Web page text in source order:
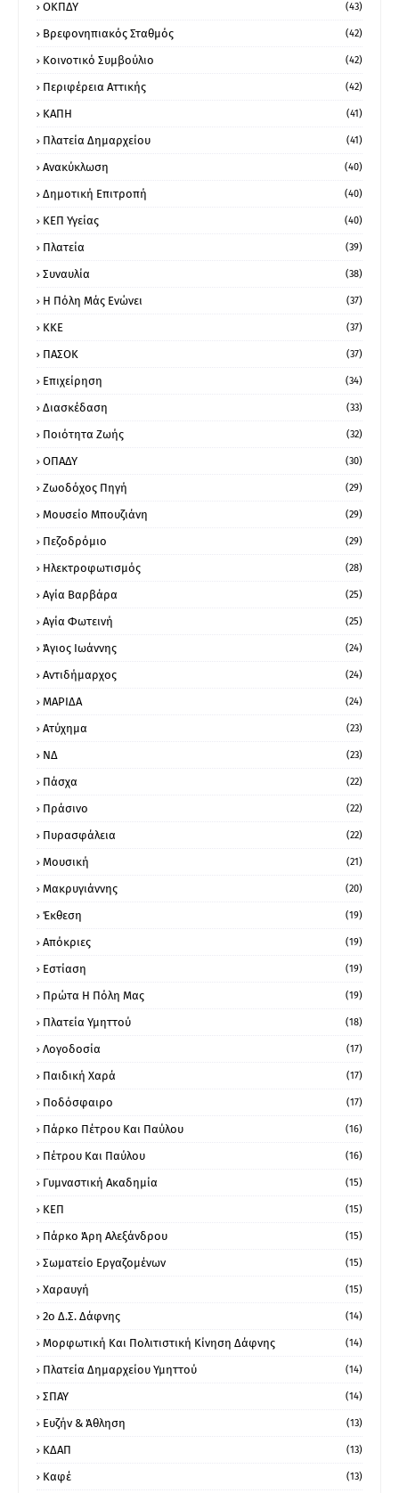
ΟΚΠΔΥ (43)
Βρεφονηπιακός Σταθμός (42)
Κοινοτικό Συμβούλιο (42)
Περιφέρεια Αττικής (42)
ΚΑΠΗ (41)
Πλατεία Δημαρχείου (41)
Ανακύκλωση (40)
Δημοτική Επιτροπή (40)
ΚΕΠ Υγείας (40)
Πλατεία (39)
Συναυλία (38)
Η Πόλη Μάς Ενώνει (37)
ΚΚΕ (37)
ΠΑΣΟΚ (37)
Επιχείρηση (34)
Διασκέδαση (33)
Ποιότητα Ζωής (32)
ΟΠΑΔΥ (30)
Ζωοδόχος Πηγή (29)
Μουσείο Μπουζιάνη (29)
Πεζοδρόμιο (29)
Ηλεκτροφωτισμός (28)
Αγία Βαρβάρα (25)
Αγία Φωτεινή (25)
Άγιος Ιωάννης (24)
Αντιδήμαρχος (24)
ΜΑΡΙΔΑ (24)
Ατύχημα (23)
ΝΔ (23)
Πάσχα (22)
Πράσινο (22)
Πυρασφάλεια (22)
Μουσική (21)
Μακρυγιάννης (20)
Έκθεση (19)
Απόκριες (19)
Εστίαση (19)
Πρώτα Η Πόλη Μας (19)
Πλατεία Υμηττού (18)
Λογοδοσία (17)
Παιδική Χαρά (17)
Ποδόσφαιρο (17)
Πάρκο Πέτρου Και Παύλου (16)
Πέτρου Και Παύλου (16)
Γυμναστική Ακαδημία (15)
ΚΕΠ (15)
Πάρκο Άρη Αλεξάνδρου (15)
Σωματείο Εργαζομένων (15)
Χαραυγή (15)
2ο Δ.Σ. Δάφνης (14)
Μορφωτική Και Πολιτιστική Κίνηση Δάφνης (14)
Πλατεία Δημαρχείου Υμηττού (14)
ΣΠΑΥ (14)
Ευζήν & Άθληση (13)
ΚΔΑΠ (13)
Καφέ (13)